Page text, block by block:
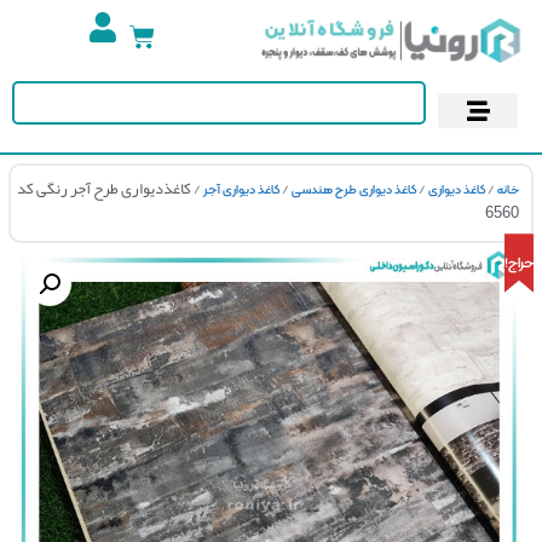
کاغذ دیواری/کاغذ دیواری طرح هندسی/کاغذ دیواری آجر/ کاغذدیواری طرح آجر رنگی کد